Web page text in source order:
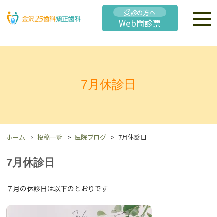
受診の方へ
Web問診票
7月休診日
ホーム 投稿一覧 医院ブログ 7月休診日
7月休診日
７月の休診日は以下のとおりです